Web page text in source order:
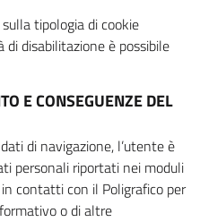
tipologia di cookie
disabilitazione è possibile
E CONSEGUENZE DEL
di navigazione, l’utente è
personali riportati nei moduli
contatti con il Poligrafico per
o di altre